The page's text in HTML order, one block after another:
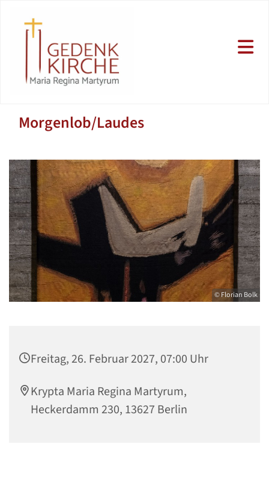
Morgenlob/Laudes
© Florian Bolk
Freitag, 26. Februar 2027, 07:00 Uhr
Krypta Maria Regina Martyrum,
Heckerdamm 230, 13627 Berlin